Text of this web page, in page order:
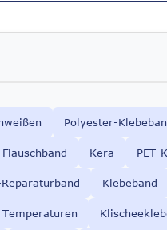
Polyester-
Flauschband Kera PET-
Klebeband
Temperaturen